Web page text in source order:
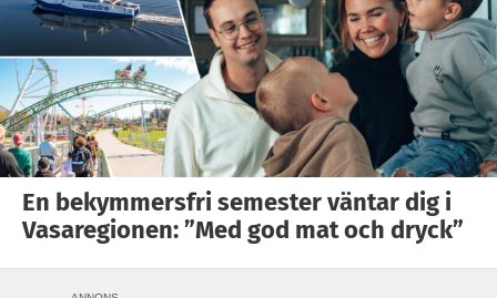
En bekymmersfri semester väntar dig i
Vasaregionen: ”Med god mat och dryck”